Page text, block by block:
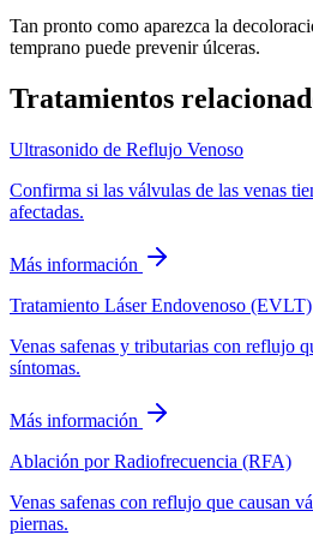
Tan pronto como aparezca la
temprano puede prevenir úlceras.
Tratamientos
Ultrasonido de Reflujo Venoso
Confirma si las válvulas de las venas
afectadas.
Más información
Tratamiento Láser Endovenoso (EVLT)
Venas safenas y tributarias con reflujo
síntomas.
Más información
Ablación por Radiofrecuencia (RFA)
Venas safenas con reflujo que causan
piernas.